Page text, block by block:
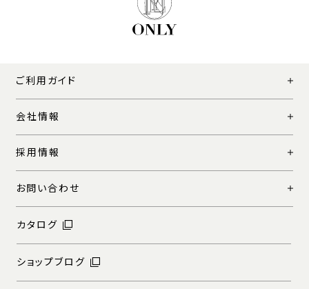
ご利用ガイド
会社情報
採用情報
お問い合わせ
カタログ
ショップブログ